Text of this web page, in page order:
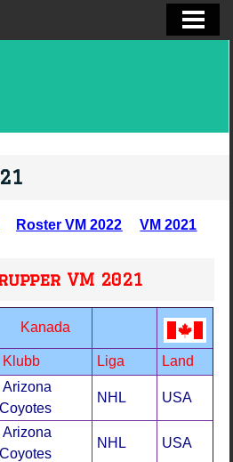
Roster VM 2022 VM 2021
VM 2021
Kanada
Klubb Liga Land
Arizona
Coyotes
NHL USA
Arizona
Coyotes
NHL USA